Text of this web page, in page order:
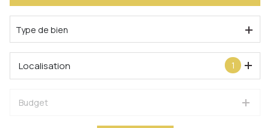
De l'immo pro
Type de bien
1
Localisation
Budget